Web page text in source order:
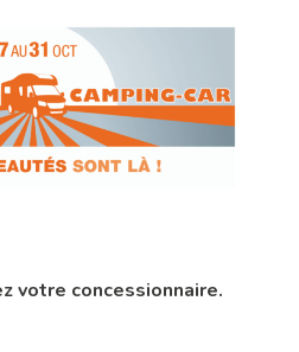
votre concessionnaire.